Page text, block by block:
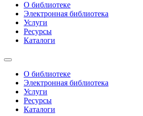
О библиотеке
Электронная библиотека
Услуги
Ресурсы
Каталоги
О библиотеке
Электронная библиотека
Услуги
Ресурсы
Каталоги